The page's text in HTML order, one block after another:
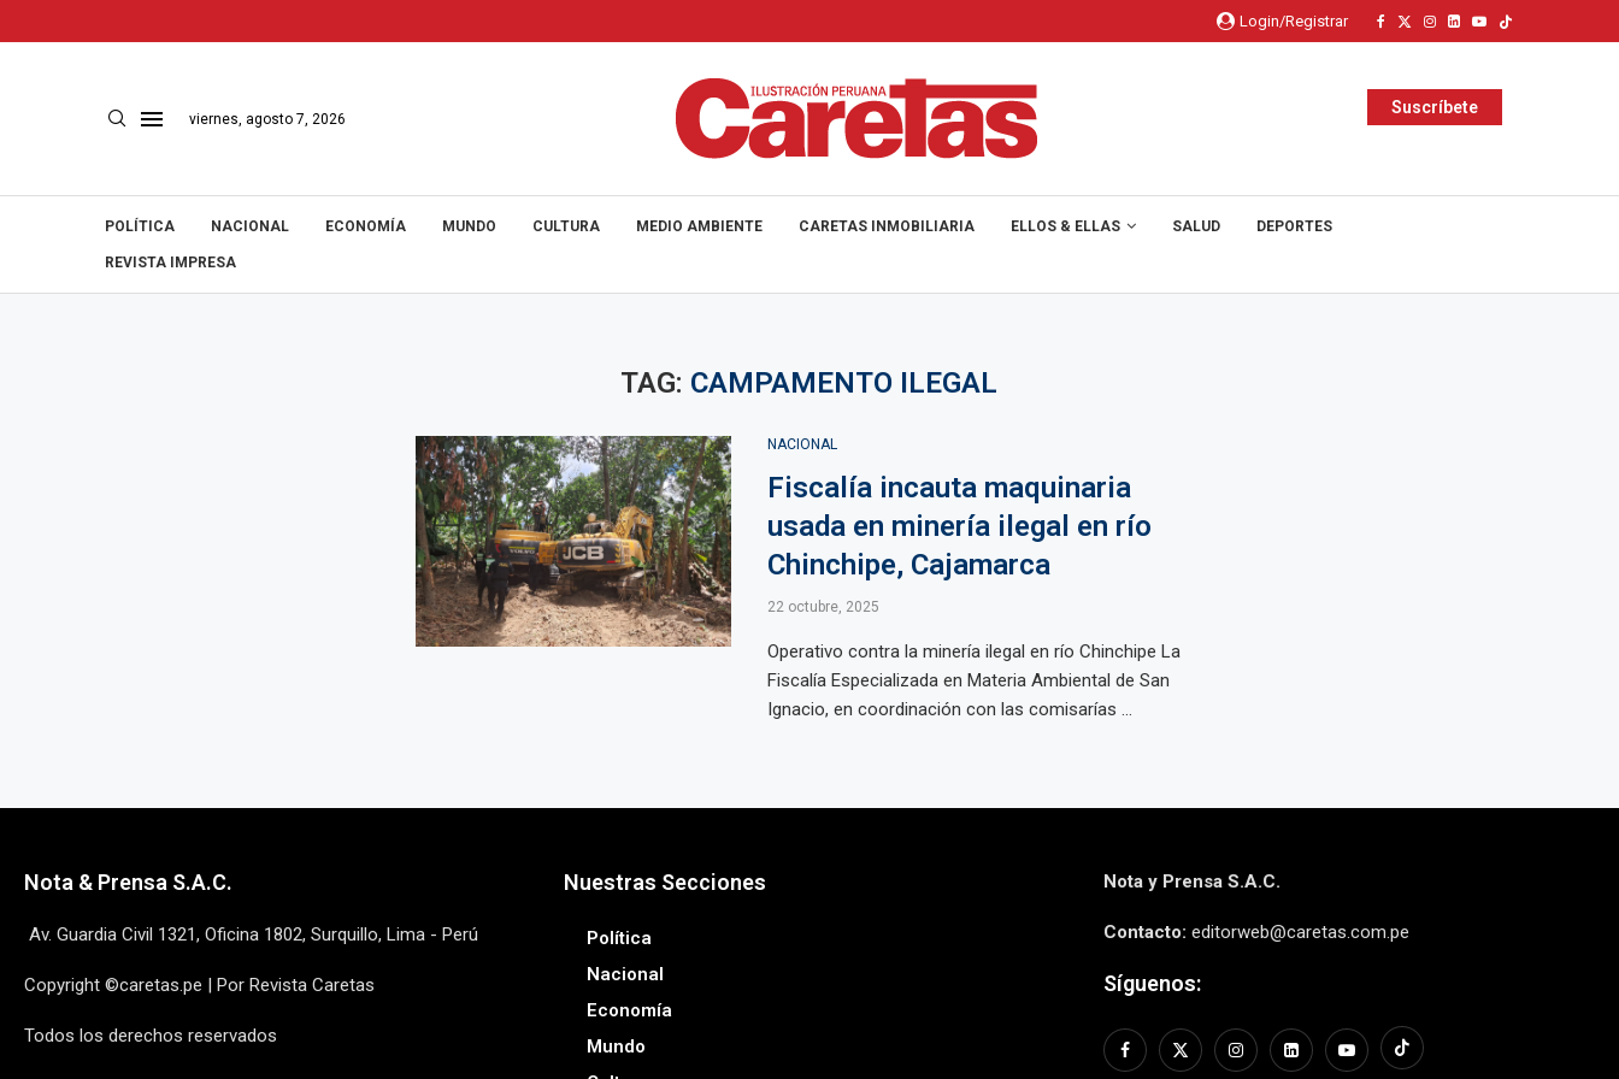
Login/Registrar
viernes, agosto 7, 2026
Suscríbete
POLÍTICA NACIONAL ECONOMÍA MUNDO CULTURA MEDIO AMBIENTE CARETAS INMOBILIARIA ELLOS & ELLAS SALUD DEPORTES
REVISTA IMPRESA
TAG: CAMPAMENTO ILEGAL
NACIONAL
Fiscalía incauta maquinaria
usada en minería ilegal en río
Chinchipe, Cajamarca
22 octubre, 2025
Operativo contra la minería ilegal en río Chinchipe La
Fiscalía Especializada en Materia Ambiental de San
Ignacio, en coordinación con las comisarías ...
Nota & Prensa S.A.C.
Av. Guardia Civil 1321, Oficina 1802, Surquillo, Lima - Perú
Copyright ©caretas.pe | Por Revista Caretas
Todos los derechos reservados
Nuestras Secciones
Política
Nacional
Economía
Mundo
Nota y Prensa S.A.C.
Contacto: editorweb@caretas.com.pe
Síguenos: